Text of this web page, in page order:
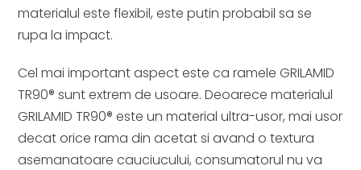
materialul este flexibil, este putin probabil sa se
rupa la impact.
Cel mai important aspect este ca ramele GRILAMID
TR90® sunt extrem de usoare. Deoarece materialul
GRILAMID TR90® este un material ultra-usor, mai usor
decat orice rama din acetat si avand o textura
asemanatoare cauciucului, consumatorul nu va